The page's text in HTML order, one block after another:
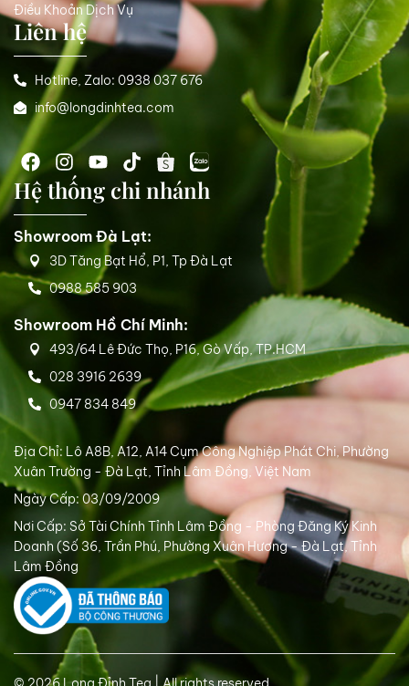
Điều Khoản Dịch Vụ
Liên hệ
Hotline, Zalo: 0938 037 676
info@longdinhtea.com
Hệ thống chi nhánh
Showroom Đà Lạt:
3D Tăng Bạt Hổ, P1, Tp Đà Lạt
0988 585 903
Showroom Hồ Chí Minh:
493/64 Lê Đức Thọ, P16, Gò Vấp, TP.HCM
028 3916 2639
0947 834 849
Địa Chỉ: Lô A8B, A12, A14 Cụm Công Nghiệp Phát Chi, Phường
Xuân Trường - Đà Lạt, Tỉnh Lâm Đồng, Việt Nam
Ngày Cấp: 03/09/2009
Nơi Cấp: Sở Tài Chính Tỉnh Lâm Đồng - Phòng Đăng Ký Kinh
Doanh (Số 36, Trần Phú, Phường Xuân Hương - Đà Lạt, Tỉnh
Lâm Đồng